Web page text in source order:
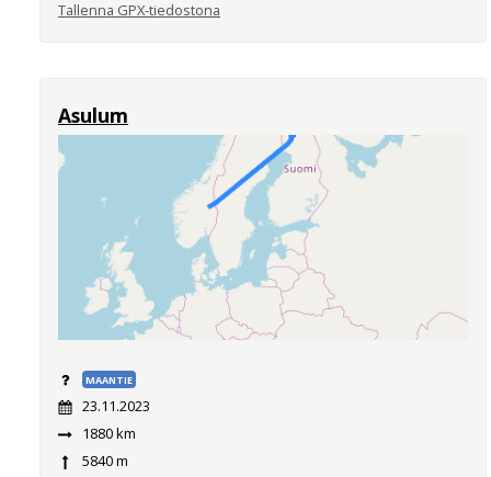
Tallenna GPX-tiedostona
Asulum
MAANTIE
23.11.2023
1880 km
5840 m